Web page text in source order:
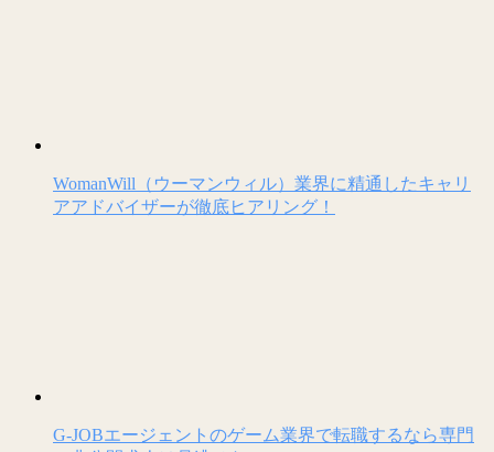
WomanWill（ウーマンウィル）業界に精通したキャリ
アアドバイザーが徹底ヒアリング！
G-JOBエージェントのゲーム業界で転職するなら専門